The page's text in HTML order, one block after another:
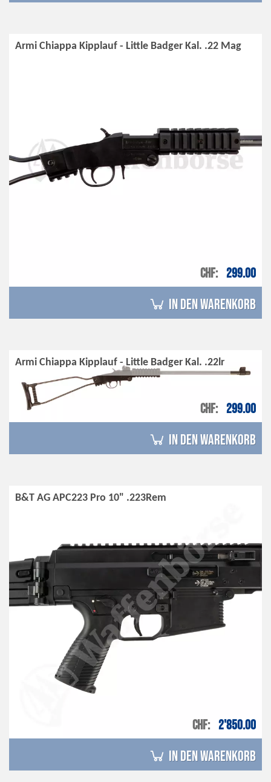
Armi Chiappa Kipplauf - Little Badger Kal. .22 Mag
CHF 299.00
in den Warenkorb
Armi Chiappa Kipplauf - Little Badger Kal. .22lr
CHF 299.00
in den Warenkorb
B&T AG APC223 Pro 10" .223Rem
CHF 2'850.00
in den Warenkorb